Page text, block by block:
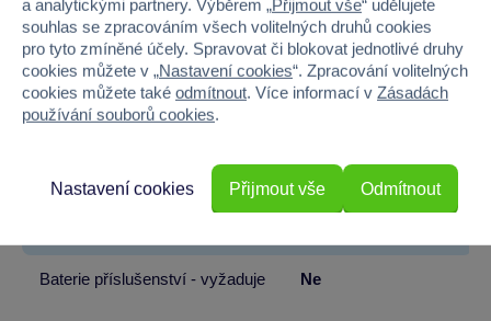
Pohlaví HOLKA, KLUK
Šířka 12
Hloubka 58
Baterie příslušenství - vyžaduje Ne
a analytickými partnery. Výběrem „Přijmout vše“ udělujete
souhlas se zpracováním všech volitelných druhů cookies
pro tyto zmíněné účely. Spravovat či blokovat jednotlivé druhy
cookies můžete v „Nastavení cookies“. Zpracování volitelných
cookies můžete také odmítnout. Více informací v Zásadách
používání souborů cookies.
Odmítnout
Nastavení cookies Přijmout vše